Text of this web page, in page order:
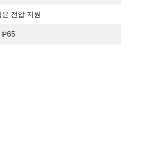
전압 지원